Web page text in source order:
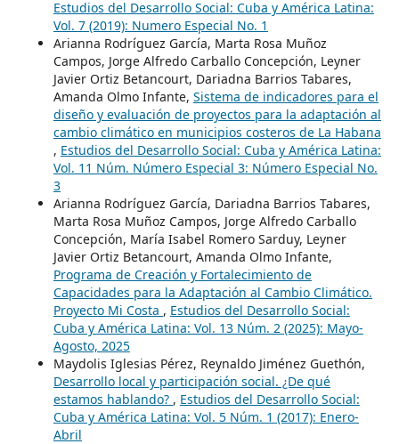
Estudios del Desarrollo Social: Cuba y América Latina:
Vol. 7 (2019): Numero Especial No. 1
Arianna Rodríguez García, Marta Rosa Muñoz
Campos, Jorge Alfredo Carballo Concepción, Leyner
Javier Ortiz Betancourt, Dariadna Barrios Tabares,
Amanda Olmo Infante, Sistema de indicadores para el
diseño y evaluación de proyectos para la adaptación al
cambio climático en municipios costeros de La Habana
, Estudios del Desarrollo Social: Cuba y América Latina:
Vol. 11 Núm. Número Especial 3: Número Especial No.
3
Arianna Rodríguez García, Dariadna Barrios Tabares,
Marta Rosa Muñoz Campos, Jorge Alfredo Carballo
Concepción, María Isabel Romero Sarduy, Leyner
Javier Ortiz Betancourt, Amanda Olmo Infante,
Programa de Creación y Fortalecimiento de
Capacidades para la Adaptación al Cambio Climático.
Proyecto Mi Costa , Estudios del Desarrollo Social:
Cuba y América Latina: Vol. 13 Núm. 2 (2025): Mayo-
Agosto, 2025
Maydolis Iglesias Pérez, Reynaldo Jiménez Guethón,
Desarrollo local y participación social. ¿De qué
estamos hablando? , Estudios del Desarrollo Social:
Cuba y América Latina: Vol. 5 Núm. 1 (2017): Enero-
Abril